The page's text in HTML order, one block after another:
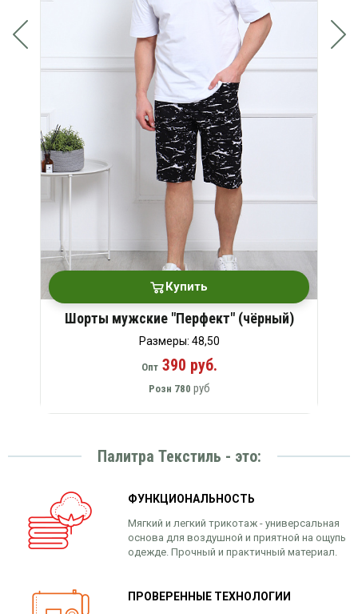
Купить
Шорты мужские "Перфект" (чёрный)
Размеры: 48,50
Опт390 руб.
Розн 780 руб
Палитра Текстиль - это:
ФУНКЦИОНАЛЬНОСТЬ
Мягкий и легкий трикотаж - универсальная
основа для воздушной и приятной на ощупь
одежде. Прочный и практичный материал.
ПРОВЕРЕННЫЕ ТЕХНОЛОГИИ